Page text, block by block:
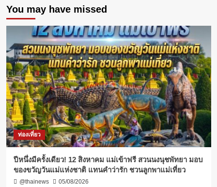
You may have missed
ท่องเที่ยว
ปีหนึ่งมีครั้งเดียว! 12 สิงหาคม แม่เข้าฟรี สวนนงนุชพัทยา มอบ
ของขวัญวันแม่แห่งชาติ แทนคำว่ารัก ชวนลูกพาแม่เที่ยว
@thainews 05/08/2026